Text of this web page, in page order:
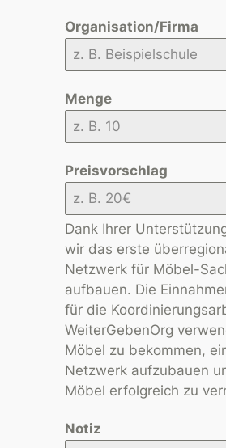
Organisation/Firma
Menge
Preisvorschlag
Dank Ihrer
wir das erste
Netzwerk für Möbel-
aufbauen. Die
für die
WeiterGebenOrg
Möbel zu bekommen,
Netzwerk aufzubauen
Möbel erfolgreich zu
Notiz